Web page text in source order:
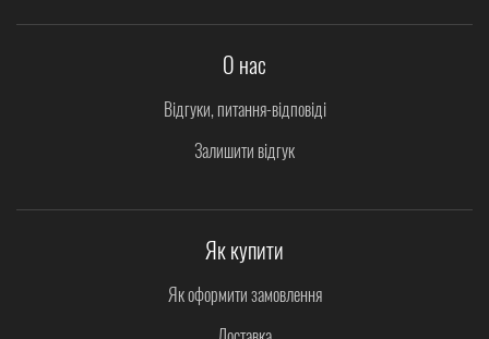
О нас
Відгуки, питання-відповіді
Залишити відгук
Як купити
Як оформити замовлення